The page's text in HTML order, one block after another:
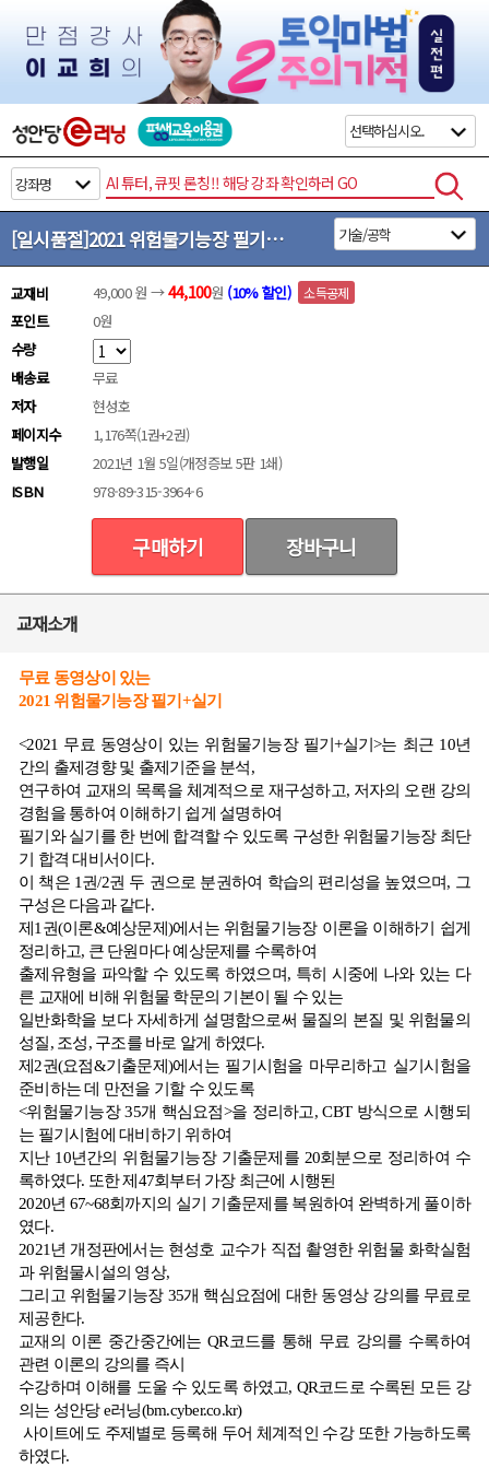
[일시품절]2021 위험물기능장 필기+실기
교재비 49,000원 →44,100원 (10% 할인)
포인트
0원
수량
배송료
무료
저자
현성호
페이지수
1,176쪽(1권+2권)
발행일
2021년 1월 5일(개정증보 5판 1쇄)
ISBN
978-89-315-3964-6
구매하기 장바구니
교재소개
무료 동영상이 있는
2021 위험물기능장 필기+실기
<2021 무료 동영상이 있는 위험물기능장 필기+실기>는 최근 10년
간의 출제경향 및 출제기준을 분석,
연구하여 교재의 목록을 체계적으로 재구성하고, 저자의 오랜 강의
경험을 통하여 이해하기 쉽게 설명하여
필기와 실기를 한 번에 합격할 수 있도록 구성한 위험물기능장 최단
기 합격 대비서이다.
이 책은 1권/2권 두 권으로 분권하여 학습의 편리성을 높였으며, 그
구성은 다음과 같다.
제1권(이론&예상문제)에서는 위험물기능장 이론을 이해하기 쉽게
정리하고, 큰 단원마다 예상문제를 수록하여
출제유형을 파악할 수 있도록 하였으며, 특히 시중에 나와 있는 다
른 교재에 비해 위험물 학문의 기본이 될 수 있는
일반화학을 보다 자세하게 설명함으로써 물질의 본질 및 위험물의
성질, 조성, 구조를 바로 알게 하였다.
제2권(요점&기출문제)에서는 필기시험을 마무리하고 실기시험을
준비하는 데 만전을 기할 수 있도록
<위험물기능장 35개 핵심요점>을 정리하고, CBT 방식으로 시행되
는 필기시험에 대비하기 위하여
지난 10년간의 위험물기능장 기출문제를 20회분으로 정리하여 수
록하였다. 또한 제47회부터 가장 최근에 시행된
2020년 67~68회까지의 실기 기출문제를 복원하여 완벽하게 풀이하
였다.
2021년 개정판에서는 현성호 교수가 직접 촬영한 위험물 화학실험
과 위험물시설의 영상,
그리고 위험물기능장 35개 핵심요점에 대한 동영상 강의를 무료로
제공한다.
교재의 이론 중간중간에는 QR코드를 통해 무료 강의를 수록하여
관련 이론의 강의를 즉시
수강하며 이해를 도울 수 있도록 하였고, QR코드로 수록된 모든 강
의는 성안당 e러닝(bm.cyber.co.kr)
사이트에도 주제별로 등록해 두어 체계적인 수강 또한 가능하도록
하였다.